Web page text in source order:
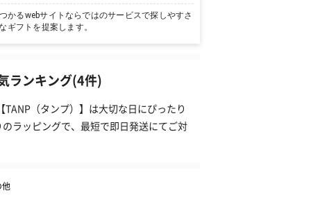
かるwebサイトならではのサービスで探しやすさ
ギフトを提案します。
ランキング(4件)
（タンプ）】は大切な日にぴったり
ラッピングで、最短で即日発送にてご対
他